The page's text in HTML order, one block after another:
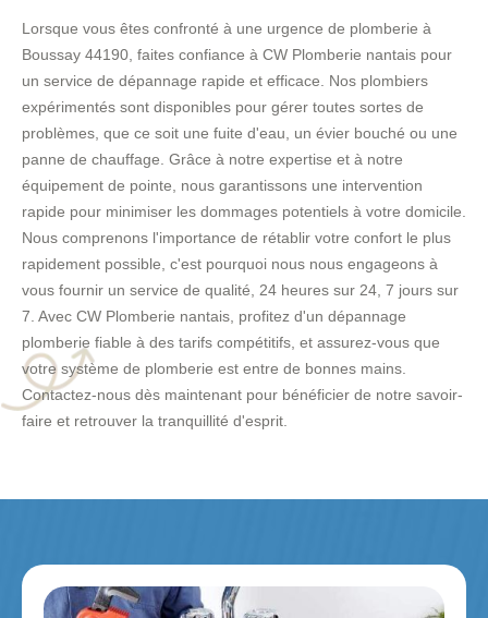
Lorsque vous êtes confronté à une urgence de plomberie à
Boussay 44190, faites confiance à CW Plomberie nantais pour
un service de dépannage rapide et efficace. Nos plombiers
expérimentés sont disponibles pour gérer toutes sortes de
problèmes, que ce soit une fuite d'eau, un évier bouché ou une
panne de chauffage. Grâce à notre expertise et à notre
équipement de pointe, nous garantissons une intervention
rapide pour minimiser les dommages potentiels à votre domicile.
Nous comprenons l'importance de rétablir votre confort le plus
rapidement possible, c'est pourquoi nous nous engageons à
vous fournir un service de qualité, 24 heures sur 24, 7 jours sur
7. Avec CW Plomberie nantais, profitez d'un dépannage
plomberie fiable à des tarifs compétitifs, et assurez-vous que
votre système de plomberie est entre de bonnes mains.
Contactez-nous dès maintenant pour bénéficier de notre savoir-
faire et retrouver la tranquillité d'esprit.